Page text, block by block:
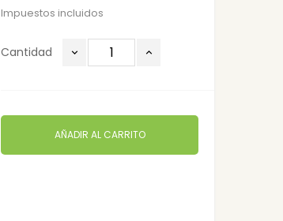
Impuestos incluidos
Cantidad
AÑADIR AL CARRITO